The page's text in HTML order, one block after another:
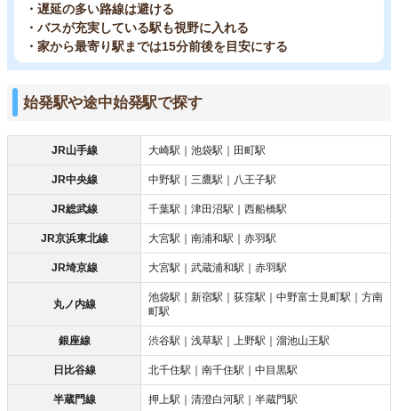
・遅延の多い路線は避ける
・バスが充実している駅も視野に入れる
・家から最寄り駅までは15分前後を目安にする
始発駅や途中始発駅で探す
JR山手線 大崎駅｜池袋駅｜田町駅
JR中央線 中野駅｜三鷹駅｜八王子駅
JR総武線 千葉駅｜津田沼駅｜西船橋駅
JR京浜東北線 大宮駅｜南浦和駅｜赤羽駅
JR埼京線 大宮駅｜武蔵浦和駅｜赤羽駅
丸ノ内線
池袋駅｜新宿駅｜荻窪駅｜中野富士見町駅｜方南
町駅
銀座線 渋谷駅｜浅草駅｜上野駅｜溜池山王駅
日比谷線 北千住駅｜南千住駅｜中目黒駅
半蔵門線 押上駅｜清澄白河駅｜半蔵門駅